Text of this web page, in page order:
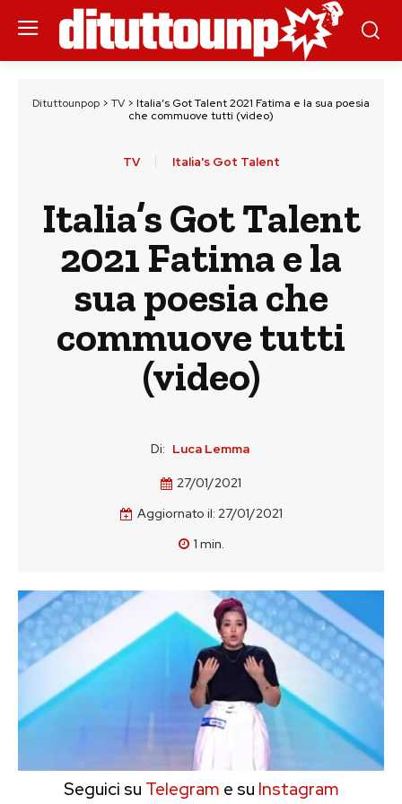
Dituttounpop > TV > Italia’s Got Talent 2021 Fatima e la sua poesia
che commuove tutti (video)
TV Italia's Got Talent
Italia’s Got Talent
2021 Fatima e la
sua poesia che
commuove tutti
(video)
Di: Luca Lemma
27/01/2021
Aggiornato il: 27/01/2021
1 min.
Seguici su Telegram e su Instagram